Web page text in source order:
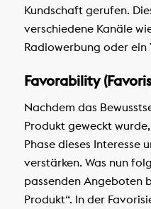
Kundschaft gerufen.
verschiedene Kanäle
Radiowerbung oder ein
Favorability
Nachdem das
Produkt geweckt
Phase dieses Interesse
verstärken. Was nun
passenden Angeboten
Produkt“. In der